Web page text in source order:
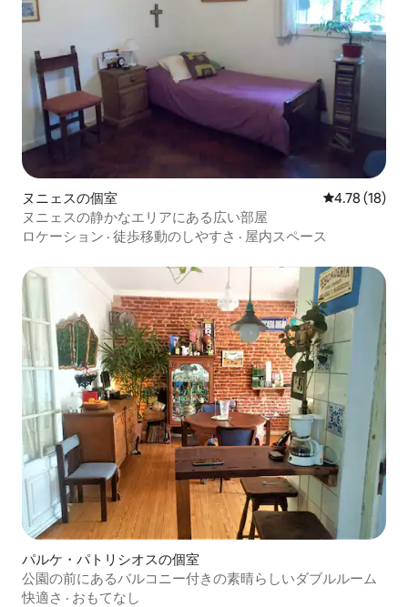
ヌニェスの個室 レビュー18
4.78 (18)
ヌニェスの静かなエリアにある広い部屋
ロケーション · 徒歩移動のしやすさ · 屋内スペース
パルケ・パトリシオスの個室
公園の前にあるバルコニー付きの素晴らしいダブルルーム
快適さ · おもてなし